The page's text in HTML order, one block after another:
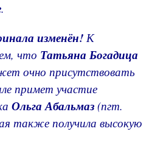
.
изменён! К
что Татьяна Богадица
очно присутствовать
примет участие
Ольга Абальмаз (пгт.
также получила высокую